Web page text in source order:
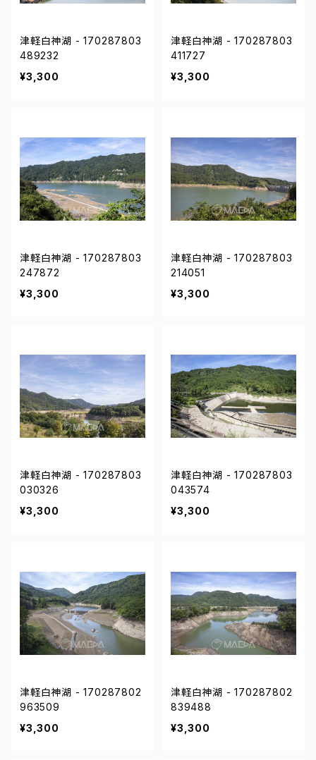
津軽白神湖 - 170287803
489232
¥3,300
津軽白神湖 - 170287803
411727
¥3,300
津軽白神湖 - 170287803
247872
¥3,300
津軽白神湖 - 170287803
214051
¥3,300
津軽白神湖 - 170287803
030326
¥3,300
津軽白神湖 - 170287803
043574
¥3,300
津軽白神湖 - 170287802
963509
¥3,300
津軽白神湖 - 170287802
839488
¥3,300